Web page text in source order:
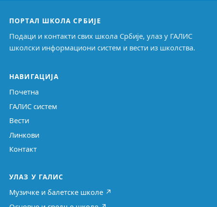
ПОРТАЛ ШКОЛА СРБИЈЕ
Подаци и контакти свих школа Србије, улаз у ГАЛИС
школски информациони систем и вести из школства.
НАВИГАЦИЈА
Почетна
ГАЛИС систем
Вести
Линкови
Контакт
УЛАЗ У ГАЛИС
Музичке и балетске школе ↗